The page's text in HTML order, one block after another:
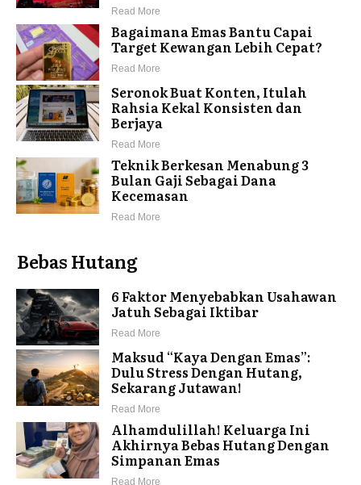
Read More
Bagaimana Emas Bantu Capai
Target Kewangan Lebih Cepat?
Read More
Seronok Buat Konten, Itulah
Rahsia Kekal Konsisten dan
Berjaya
Read More
Teknik Berkesan Menabung 3
Bulan Gaji Sebagai Dana
Kecemasan
Read More
Bebas Hutang
6 Faktor Menyebabkan Usahawan
Jatuh Sebagai Iktibar
Read More
Maksud “Kaya Dengan Emas”:
Dulu Stress Dengan Hutang,
Sekarang Jutawan!
Read More
Alhamdulillah! Keluarga Ini
Akhirnya Bebas Hutang Dengan
Simpanan Emas
Read More